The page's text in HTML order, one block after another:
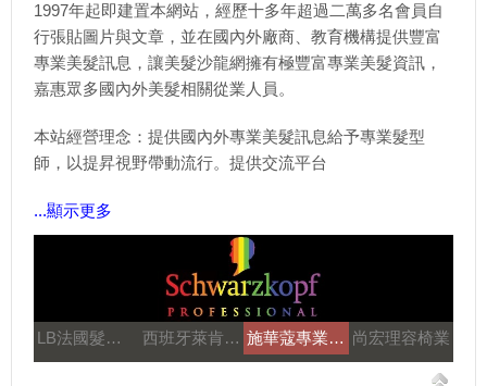
1997年起即建置本網站，經歷十多年超過二萬多名會員自
行張貼圖片與文章，並在國內外廠商、教育機構提供豐富
專業美髮訊息，讓美髮沙龍網擁有極豐富專業美髮資訊，
嘉惠眾多國內外美髮相關從業人員。
本站經營理念：提供國內外專業美髮訊息給予專業髮型
師，以提昇視野帶動流行。提供交流平台
...顯示更多
LB法國髮妝之鑰 西班牙萊肯髮品 施華蔻專業美髮 尚宏理容椅業